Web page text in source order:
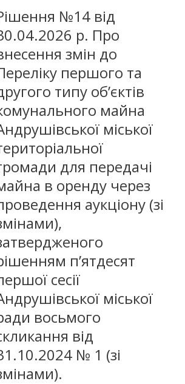
№14 від
р. Про
змін до
першого та
типу об’єктів
майна
міської
для передачі
в оренду через
аукціону (зі
п’ятдесят
сесії
міської
восьмого
від
№ 1 (зі